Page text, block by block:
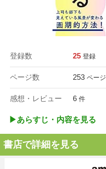
登録数 25 登録
ページ数 253 ページ
感想・レビュー 6 件
▶︎あらすじ・内容を見る
書店で詳細を見る